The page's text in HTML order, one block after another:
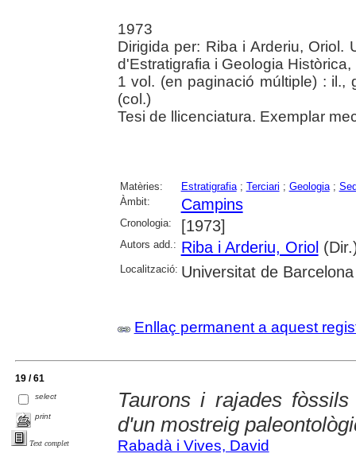
1973
Dirigida per: Riba i Arderiu, Oriol.
d'Estratigrafia i Geologia Històrica,
1 vol. (en paginació múltiple) : il.,
(col.)
Tesi de llicenciatura. Exemplar
Matèries: Estratigrafia; Terciari ; Geologia;
Àmbit:
Campins
Cronologia: [1973]
Autors add.: Riba i Arderiu, Oriol
Localització: Universitat de Barcelona
Enllaç permanent a aquest
19 / 61
select
print
Text complet
Taurons i rajades
d'un mostreig
Rabadà i Vives, David